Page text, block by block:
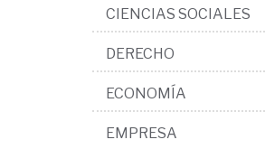
CIENCIAS SOCIALES
DERECHO
ECONOMÍA
EMPRESA